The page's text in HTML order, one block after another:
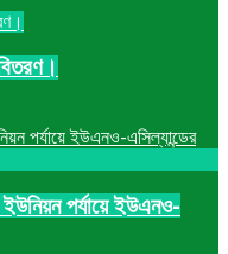
ইউনিয়ন পর্যায়ে ইউএনও-